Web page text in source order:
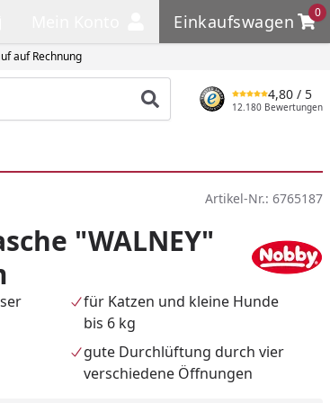
auf Rechnung
Einkaufswagen
0
Einkaufswagen
Produkt suchen
4,80 / 5
12.180 Bewertungen
Artikel-Nr.: 6765187
"WALNEY"
für Katzen und kleine Hunde
bis 6 kg
gute Durchlüftung durch vier
verschiedene Öffnungen